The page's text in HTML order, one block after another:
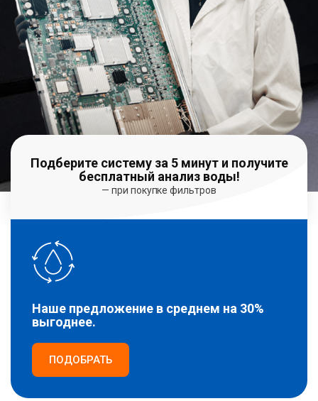
Подберите систему за 5 минут и получите
бесплатный анализ воды!
— при покупке фильтров
Наше предложение в среднем на 30%
выгоднее.
ПОДОБРАТЬ